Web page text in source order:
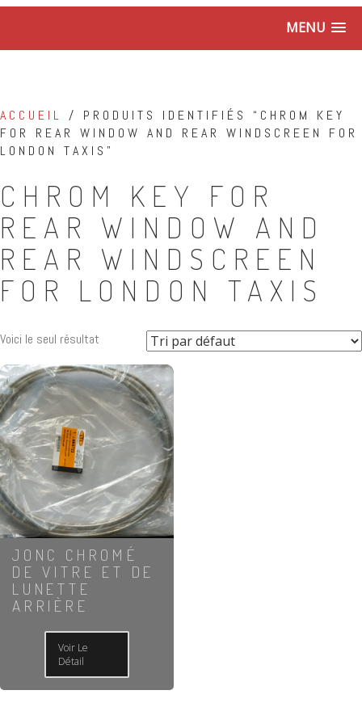
MENU
ACCUEIL / PRODUITS IDENTIFIÉS “CHROM KEY
FOR REAR WINDOW AND REAR WINDSCREEN FOR
LONDON TAXIS”
CHROM KEY FOR
REAR WINDOW AND
REAR WINDSCREEN
FOR LONDON TAXIS
Voici le seul résultat
JONC CHROMÉ
DE VITRE ET DE
LUNETTE
ARRIÈRE
Voir Le
Détail